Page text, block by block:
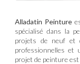
Alladatin Peinture
spécialisé dans la
projets de neuf et
professionnelles et
projet de peinture